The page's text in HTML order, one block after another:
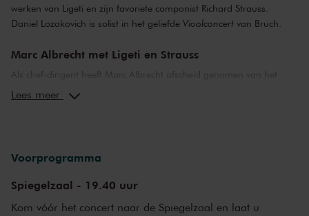
werken van Ligeti en zijn favoriete componist Richard Strauss.
Daniel Lozakovich is solist in het geliefde Vioolconcert van Bruch.
Marc Albrecht met Ligeti en Strauss
Als chef-dirigent heeft Marc Albrecht afscheid genomen van het
Nederlands Philharmonisch Orkest, maar als gast blijft hij het
geeft Richard Strauss een impressie van het beroemde gelijknamige
boek van Nietzsche. Verpletterend zijn de openingsmaten met de
zonsopgang en het ontwaken van de volmaakte mens.
Lees meer
Voorprogramma
Spiegelzaal - 19.40 uur
Kom vóór het concert naar de Spiegelzaal en laat u